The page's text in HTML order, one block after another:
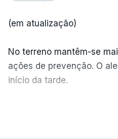
(em atualização)
No terreno mantêm-se
ações de prevenção. O
início da tarde.